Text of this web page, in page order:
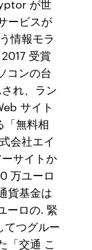
が世
ービスが
情報モラ
受賞
コンの台
れ、ラン
サイト
「無料相
会社エイ
サイトか
万ユーロ
貨基金は
ーロの. 緊
てつグルー
「交通 こ